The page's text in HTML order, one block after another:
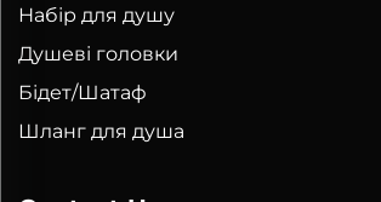
Набір для душу
Душеві головки
Бідет/Шатаф
Шланг для душа